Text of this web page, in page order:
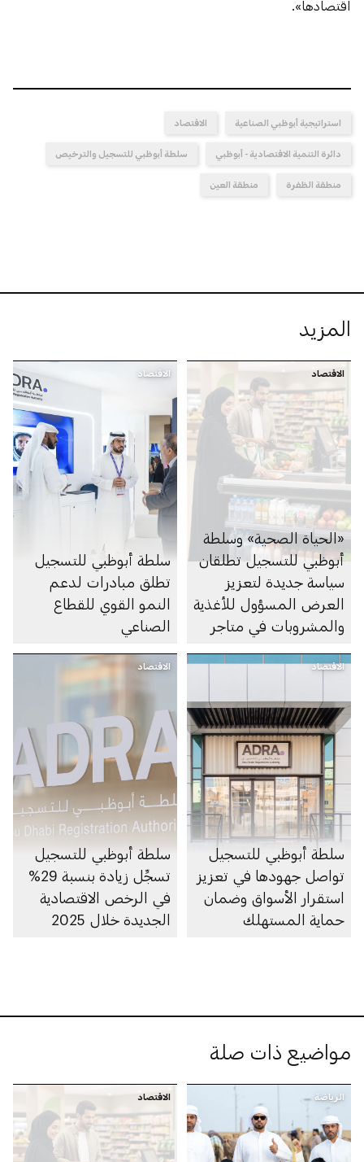
اقتصادها».
استراتيجية أبوظبي الصناعية الاقتصاد
دائرة التنمية الاقتصادية - أبوظبي سلطة أبوظبي للتسجيل والترخيص
منطقة الظفرة منطقة العين
المزيد
الاقتصاد
«الحياة الصحية» وسلطة
أبوظبي للتسجيل تطلقان
سياسة جديدة لتعزيز
العرض المسؤول للأغذية
والمشروبات في متاجر
الإلكترونية
الاقتصاد
سلطة أبوظبي للتسجيل
تطلق مبادرات لدعم
النمو القوي للقطاع
الصناعي
الاقتصاد
سلطة أبوظبي للتسجيل
تواصل جهودها في تعزيز
استقرار الأسواق وضمان
حماية المستهلك
الاقتصاد
سلطة أبوظبي للتسجيل
تسجِّل زيادة بنسبة 29%
في الرخص الاقتصادية
الجديدة خلال 2025
مواضيع ذات صلة
الرياضة الاقتصاد